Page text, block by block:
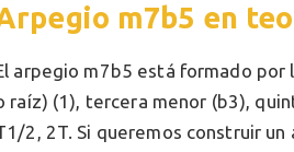
m7b5 en
arpegio m7b5 está formado
raíz) (1), tercera menor (b3),
2, 2T. Si queremos construir un